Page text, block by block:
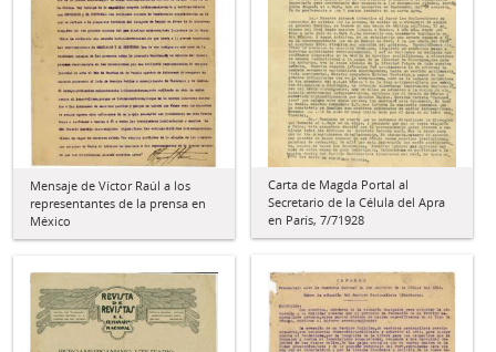
Mensaje de Víctor Raúl a los
representantes de la prensa en
México
Carta de Magda Portal al
Secretario de la Célula del Apra
en París, 7/71928